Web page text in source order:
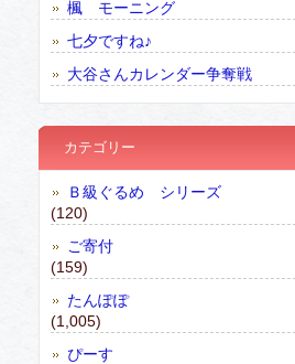
楓 モーニング
七夕ですね♪
大谷さんカレンダー争奪戦
カテゴリー
Ｂ級ぐるめ シリーズ
(120)
ご寄付
(159)
たんぽぽ
(1,005)
ぴーす